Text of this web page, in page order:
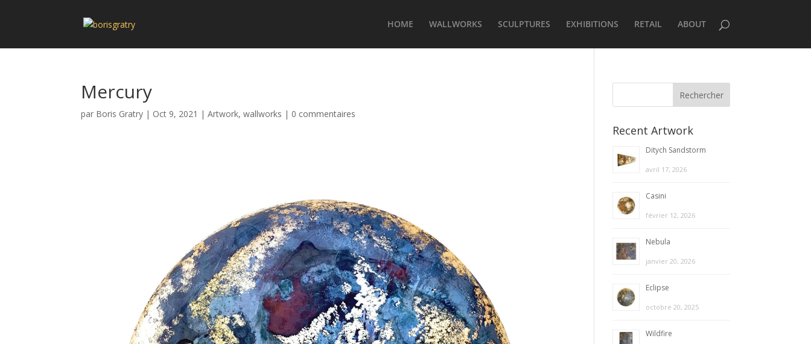
HOME WALLWORKS SCULPTURES EXHIBITIONS RETAIL ABOUT
Mercury
par Boris Gratry | Oct 9, 2021 |Artwork,wallworks | 0 commentaires
Recent Artwork
Ditych Sandstorm
avril 17, 2026
Casini
février 12, 2026
Nebula
janvier 20, 2026
Eclipse
octobre 20, 2025
Wildfire